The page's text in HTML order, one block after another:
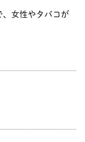
、女性やタバコが